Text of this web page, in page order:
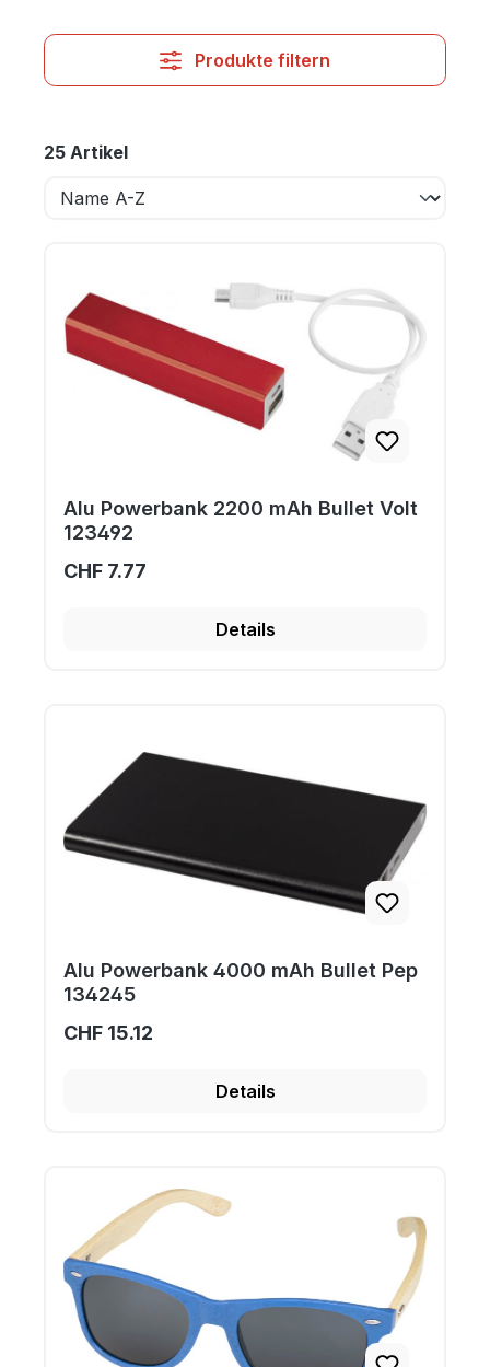
Produkte filtern
25 Artikel
Alu Powerbank 2200 mAh Bullet Volt
123492
CHF 7.77
Details
Alu Powerbank 4000 mAh Bullet Pep
134245
CHF 15.12
Details